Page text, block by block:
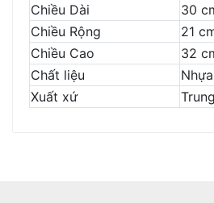
Chiều Dài
30
Chiều Rộng
21
Chiều Cao
32
Chất liệu
Nhựa
Xuất xứ